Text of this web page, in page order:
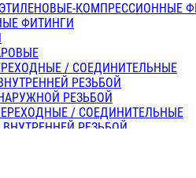
КОМПРЕССИОННЫЕ
ФИТИНГИ
/ СОЕДИНИТЕЛЬНЫЕ
РЕЗЬБОЙ
РЕЗЬБОЙ
/ СОЕДИНИТЕЛЬНЫЕ
РЕЗЬБОЙ
РЕЗЬБОЙ